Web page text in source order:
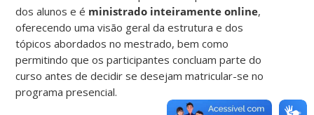
dos alunos e é ministrado inteiramente online,
oferecendo uma visão geral da estrutura e dos
tópicos abordados no mestrado, bem como
permitindo que os participantes concluam parte do
curso antes de decidir se desejam matricular-se no
programa presencial.